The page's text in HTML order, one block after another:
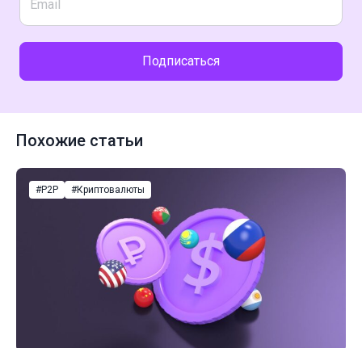
Подписаться
Похожие статьи
#P2P #Криптовалюты